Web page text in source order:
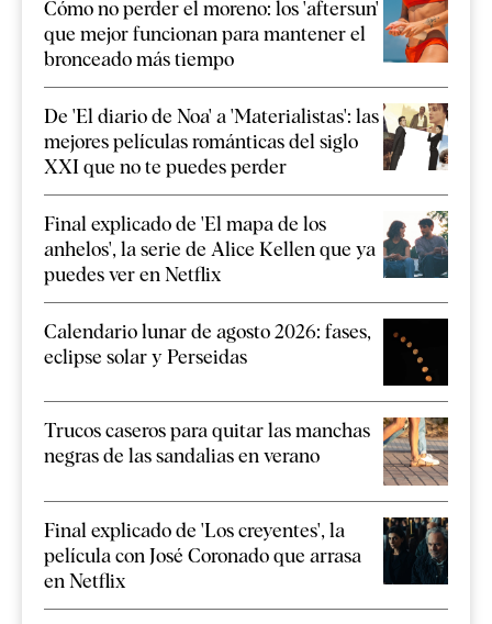
Cómo no perder el moreno: los 'aftersun'
que mejor funcionan para mantener el
bronceado más tiempo
De 'El diario de Noa' a 'Materialistas': las
mejores películas románticas del siglo
XXI que no te puedes perder
Final explicado de 'El mapa de los
anhelos', la serie de Alice Kellen que ya
puedes ver en Netflix
Calendario lunar de agosto 2026: fases,
eclipse solar y Perseidas
Trucos caseros para quitar las manchas
negras de las sandalias en verano
Final explicado de 'Los creyentes', la
película con José Coronado que arrasa
en Netflix